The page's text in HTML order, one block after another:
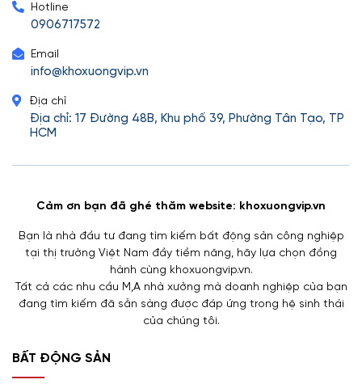
Hotline
0906717572
Email
info@khoxuongvip.vn
Địa chỉ
Địa chỉ: 17 Đường 48B, Khu phố 39, Phường Tân Tạo, TP
HCM
Cảm ơn bạn đã ghé thăm website: khoxuongvip.vn
Bạn là nhà đầu tư đang tìm kiếm bất động sản công nghiệp
tại thị trường Việt Nam đầy tiềm năng, hãy lựa chọn đồng
hành cùng khoxuongvip.vn.
Tất cả các nhu cầu M,A nhà xưởng mà doanh nghiệp của bạn
đang tìm kiếm đã sẵn sàng được đáp ứng trong hệ sinh thái
của chúng tôi.
BẤT ĐỘNG SẢN